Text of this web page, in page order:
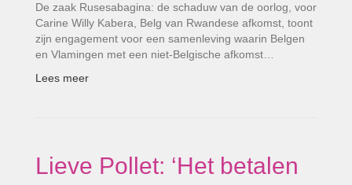
De zaak Rusesabagina: de schaduw van de oorlog, voor
Carine Willy Kabera, Belg van Rwandese afkomst, toont
zijn engagement voor een samenleving waarin Belgen
en Vlamingen met een niet-Belgische afkomst…
Lees meer
Lieve Pollet: ‘Het betalen